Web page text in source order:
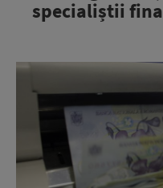
specialiștii